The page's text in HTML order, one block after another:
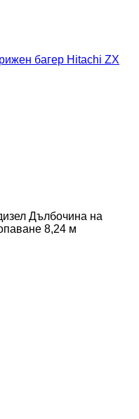
багер Hitachi ZX
Дълбочина на
8,24 м